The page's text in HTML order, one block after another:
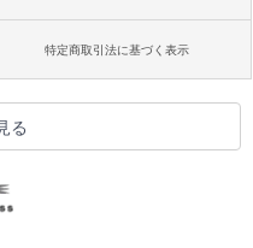
特定商取引法に基づく表示
る